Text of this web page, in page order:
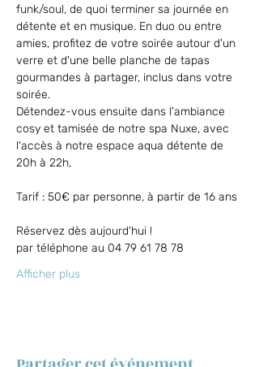
funk/soul, de quoi terminer sa journée en
détente et en musique. En duo ou entre
amies, profitez de votre soirée autour d'un
verre et d'une belle planche de tapas
gourmandes à partager, inclus dans votre
soirée.
Détendez-vous ensuite dans l'ambiance
cosy et tamisée de notre spa Nuxe, avec
l'accès à notre espace aqua détente de
20h à 22h,
Tarif : 50€ par personne, à partir de 16 ans
Réservez dès aujourd'hui !
par téléphone au 04 79 61 78 78
Afficher plus